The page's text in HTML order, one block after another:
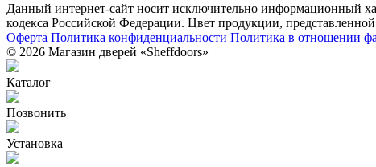
Данный интернет-сайт носит исключительно информационный
кодекса Российской Федерации. Цвет продукции,
Оферта Политика конфиденциальности Политика в отношении
© 2026 Магазин дверей «Sheffdoors»
Каталог
Позвонить
Установка